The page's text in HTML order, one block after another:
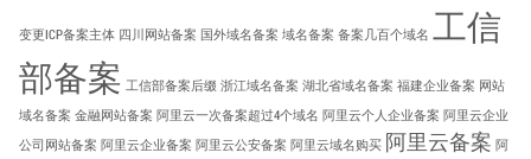
变更ICP备案主体 四川网站备案 国外域名备案 域名备案 备案几百个域名 工信
部备案 工信部备案后缀 浙江域名备案 湖北省域名备案 福建企业备案 网站
域名备案 金融网站备案 阿里云一次备案超过4个域名 阿里云个人企业备案 阿里云企业
公司网站备案 阿里云企业备案 阿里云公安备案 阿里云域名购买 阿里云备案 阿